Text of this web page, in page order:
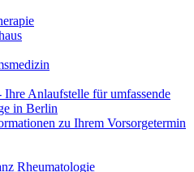
Ihre Anlaufstelle für umfassende
in Berlin
zu Ihrem Vorsorgetermin
Rheumatologie